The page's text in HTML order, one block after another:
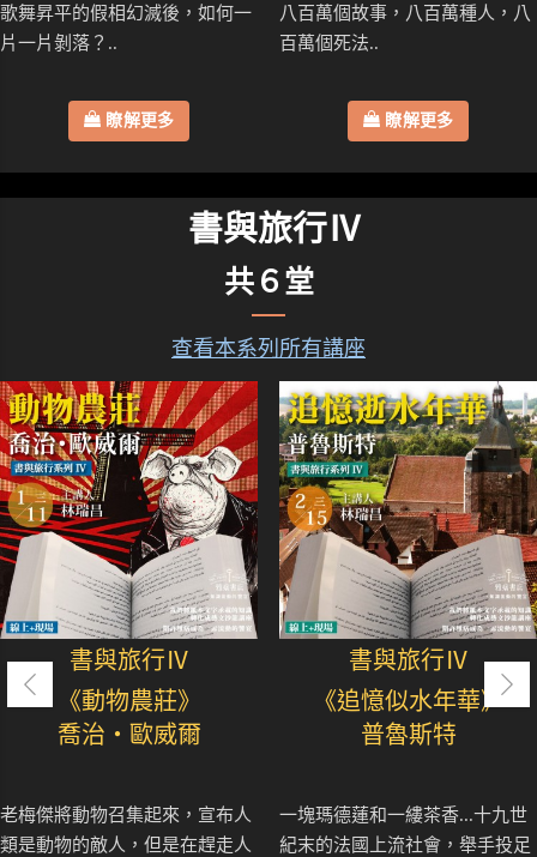
歌舞昇平的假相幻滅後，如何一
片一片剝落？..
瞭解更多
八百萬個故事，八百萬種人，八
百萬個死法..
瞭解更多
書與旅行Ⅳ
共６堂
查看本系列所有講座
書與旅行Ⅳ
《動物農莊》
喬治・歐威爾
老梅傑將動物召集起來，宣布人
類是動物的敵人，但是在趕走人
書與旅行Ⅳ
《追憶似水年華》
普魯斯特
一塊瑪德蓮和一縷茶香...十九世
紀末的法國上流社會，舉手投足